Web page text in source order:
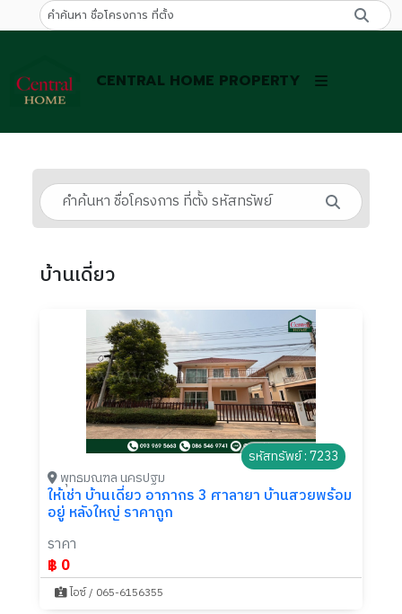
CENTRAL HOME PROPERTY
บ้านเดี่ยว
รหัสทรัพย์ : 7233
พุทธมณฑล นครปฐม
ให้เช่า บ้านเดี่ยว อาภากร 3 ศาลายา บ้านสวยพร้อม
อยู่ หลังใหญ่ ราคาถูก
ราคา
฿ 0
ไอซ์ / 065-6156355